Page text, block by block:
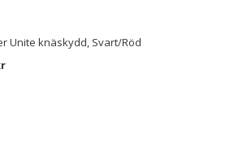
Unite knäskydd, Svart/Röd